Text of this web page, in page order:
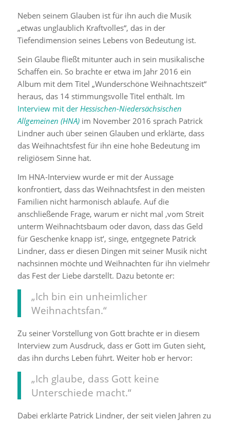
Neben seinem Glauben ist für ihn auch die Musik
„etwas unglaublich Kraftvolles“, das in der
Tiefendimension seines Lebens von Bedeutung ist.
Sein Glaube fließt mitunter auch in sein musikalische
Schaffen ein. So brachte er etwa im Jahr 2016 ein
Album mit dem Titel „Wunderschöne Weihnachtszeit“
heraus, das 14 stimmungsvolle Titel enthält. Im
Interview mit der Hessischen-Niedersächsischen
Allgemeinen (HNA)im November 2016 sprach Patrick
Lindner auch über seinen Glauben und erklärte, dass
das Weihnachtsfest für ihn eine hohe Bedeutung im
religiösem Sinne hat.
Im HNA-Interview wurde er mit der Aussage
konfrontiert, dass das Weihnachtsfest in den meisten
Familien nicht harmonisch ablaufe. Auf die
anschließende Frage, warum er nicht mal ‚vom Streit
unterm Weihnachtsbaum oder davon, dass das Geld
für Geschenke knapp ist‘, singe, entgegnete Patrick
Lindner, dass er diesen Dingen mit seiner Musik nicht
nachsinnen möchte und Weihnachten für ihn vielmehr
das Fest der Liebe darstellt. Dazu betonte er:
„Ich bin ein unheimlicher
Weihnachtsfan.“
Zu seiner Vorstellung von Gott brachte er in diesem
Interview zum Ausdruck, dass er Gott im Guten sieht,
das ihn durchs Leben führt. Weiter hob er hervor:
„Ich glaube, dass Gott keine
Unterschiede macht.“
Dabei erklärte Patrick Lindner, der seit vielen Jahren zu